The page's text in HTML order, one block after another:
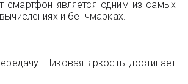
является одним из самых
и бенчмарках.
Пиковая яркость достигает